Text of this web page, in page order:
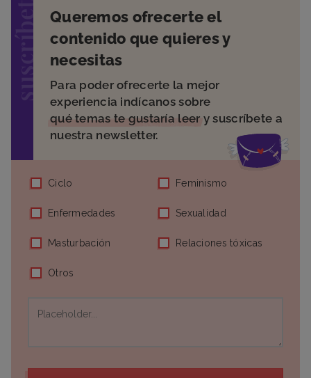
Queremos ofrecerte el
contenido que quieres y
necesitas
Para poder ofrecerte la mejor
experiencia indícanos sobre
qué temas te gustaría leer y suscríbete a
nuestra newsletter.
Ciclo Feminismo
Enfermedades Sexualidad
Masturbación Relaciones tóxicas
Otros